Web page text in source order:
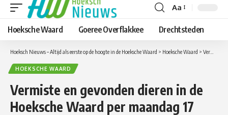
Lettergrootte
aanpassen
Aa
Hoeksche Waard Goeree Overflakkee Drechtsteden
Hoeksch Nieuws – Altijd als eerste op de hoogte in de Hoeksche Waard > Hoeksche Waard > Vermiste en gevonden dieren in de Hoeksche Waard per maandag 17 augustus
HOEKSCHE WAARD
Vermiste en gevonden dieren in de
Hoeksche Waard per maandag 17